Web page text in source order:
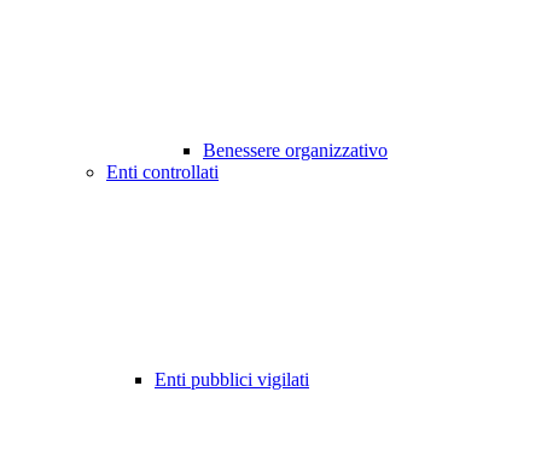
Benessere organizzativo
Enti controllati
Enti pubblici vigilati